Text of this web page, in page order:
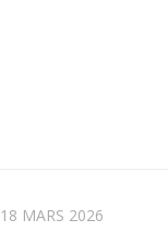
18 MARS 2026